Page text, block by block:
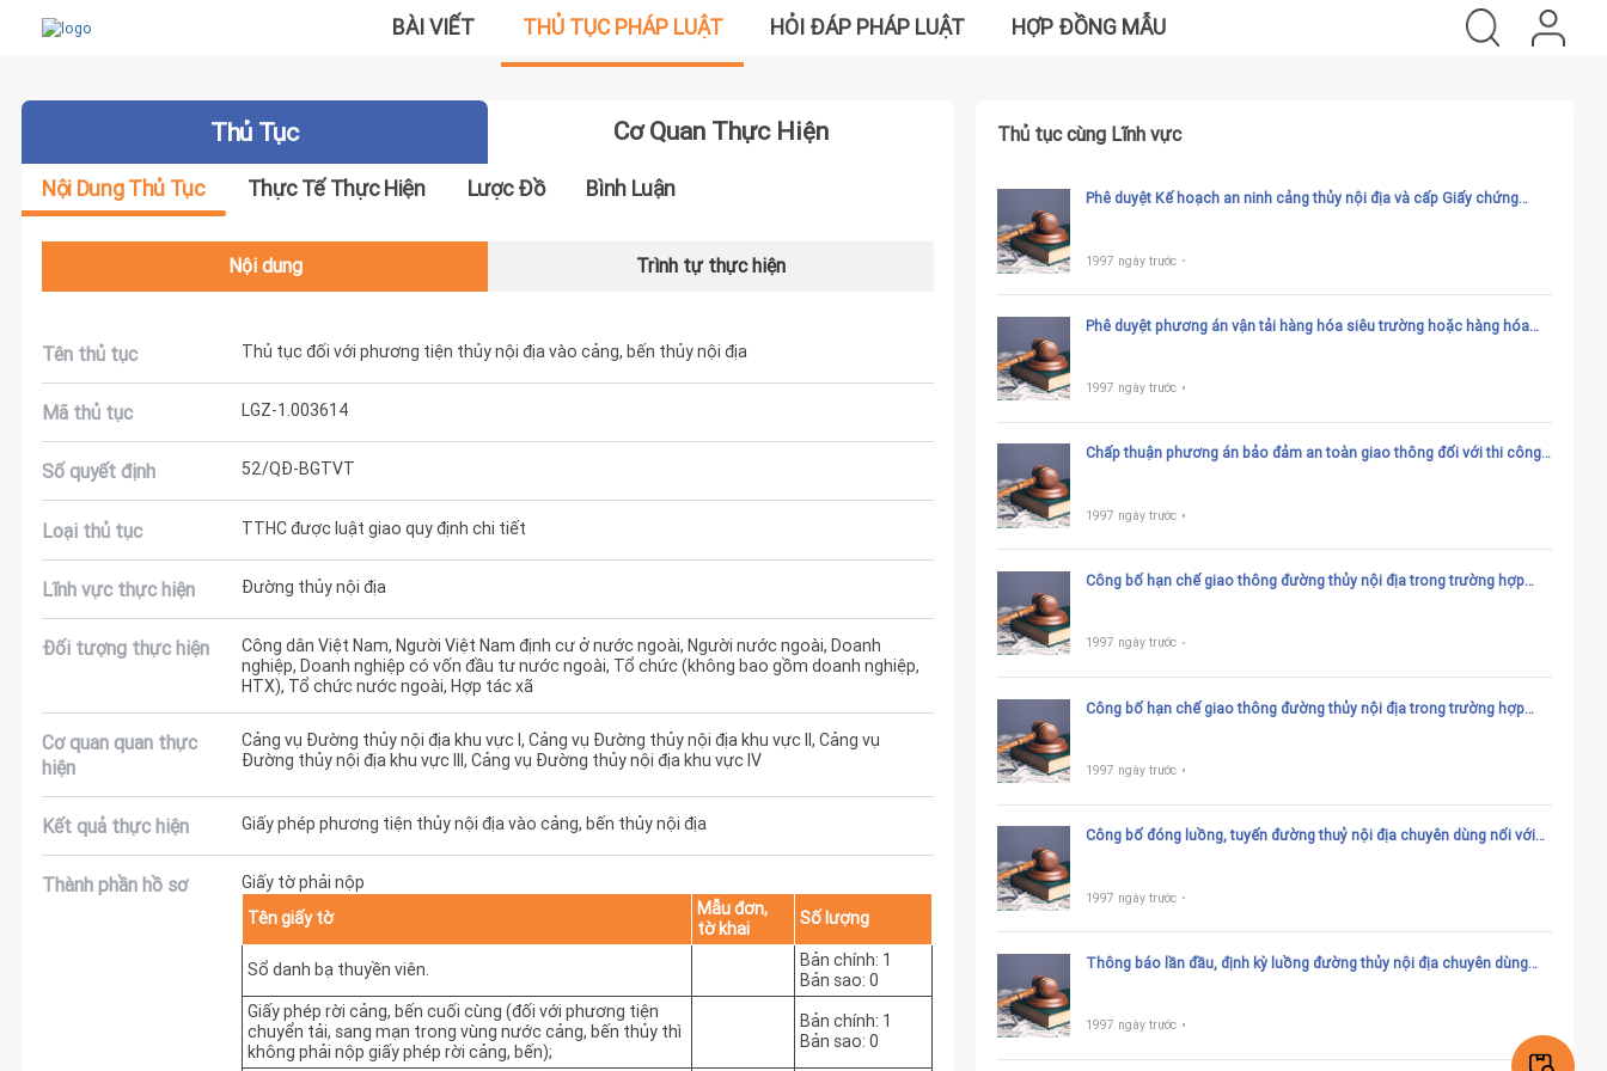
BÀI VIẾT THỦ TỤC PHÁP LUẬT HỎI ĐÁP PHÁP LUẬT HỢP ĐỒNG MẪU
Thủ Tục Cơ Quan Thực Hiện
Nội Dung Thủ Tục Thực Tế Thực Hiện Lược Đồ Bình Luận
Nội dung Trình tự thực hiện
Tên thủ tục Thủ tục đối với phương tiện thủy nội địa vào cảng, bến thủy nội địa
Mã thủ tục LGZ-1.003614
Số quyết định 52/QĐ-BGTVT
Loại thủ tục TTHC được luật giao quy định chi tiết
Lĩnh vực thực hiện Đường thủy nội địa
Đối tượng thực hiện
Công dân Việt Nam, Người Việt Nam định cư ở nước ngoài, Người nước ngoài, Doanh
nghiệp, Doanh nghiệp có vốn đầu tư nước ngoài, Tổ chức (không bao gồm doanh nghiệp,
HTX), Tổ chức nước ngoài, Hợp tác xã
Cơ quan quan thực
hiện
Cảng vụ Đường thủy nội địa khu vực I, Cảng vụ Đường thủy nội địa khu vực II, Cảng vụ
Đường thủy nội địa khu vực III, Cảng vụ Đường thủy nội địa khu vực IV
Kết quả thực hiện Giấy phép phương tiện thủy nội địa vào cảng, bến thủy nội địa
Thành phần hồ sơ
Giấy tờ phải nộp
Tên giấy tờ
Mẫu đơn,
tờ khai
Số lượng
Sổ danh bạ thuyền viên.
Bản chính: 1
Bản sao: 0
Giấy phép rời cảng, bến cuối cùng (đối với phương tiện
chuyển tải, sang mạn trong vùng nước cảng, bến thủy thì
không phải nộp giấy phép rời cảng, bến);
Bản chính: 1
Bản sao: 0
Thủ tục cùng Lĩnh vực
Phê duyệt Kế hoạch an ninh cảng thủy nội địa và cấp Giấy chứng
1997 ngày trước
Phê duyệt phương án vận tải hàng hóa siêu trường hoặc hàng hóa
1997 ngày trước
Chấp thuận phương án bảo đảm an toàn giao thông đối với thi công
1997 ngày trước
Công bố hạn chế giao thông đường thủy nội địa trong trường hợp
1997 ngày trước
Công bố hạn chế giao thông đường thủy nội địa trong trường hợp
1997 ngày trước
Công bố đóng luồng, tuyến đường thuỷ nội địa chuyên dùng nối với
1997 ngày trước
Thông báo lần đầu, định kỳ luồng đường thủy nội địa chuyên dùng
1997 ngày trước